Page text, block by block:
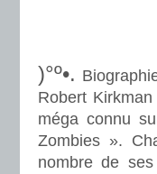
)°º•.
Robert
méga connu
Zombies ».
nombre de